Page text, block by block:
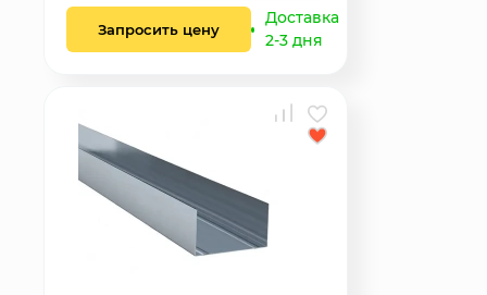
Запросить цену
Доставка
2-3 дня